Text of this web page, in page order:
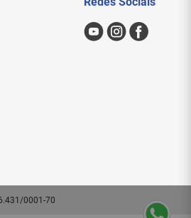
0001-70